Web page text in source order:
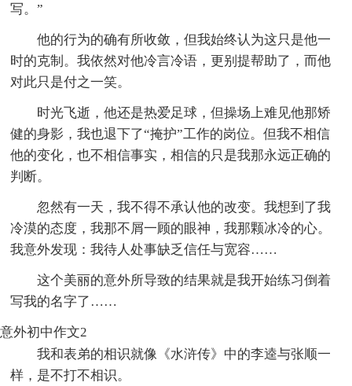
写。”
他的行为的确有所收敛，但我始终认为这只是他一
时的克制。我依然对他冷言冷语，更别提帮助了，而他
对此只是付之一笑。
时光飞逝，他还是热爱足球，但操场上难见他那矫
健的身影，我也退下了“掩护”工作的岗位。但我不相信
他的变化，也不相信事实，相信的只是我那永远正确的
判断。
忽然有一天，我不得不承认他的改变。我想到了我
冷漠的态度，我那不屑一顾的眼神，我那颗冰冷的心。
我意外发现：我待人处事缺乏信任与宽容……
这个美丽的意外所导致的结果就是我开始练习倒着
写我的名字了……
意外初中作文2
我和表弟的相识就像《水浒传》中的李逵与张顺一
样，是不打不相识。